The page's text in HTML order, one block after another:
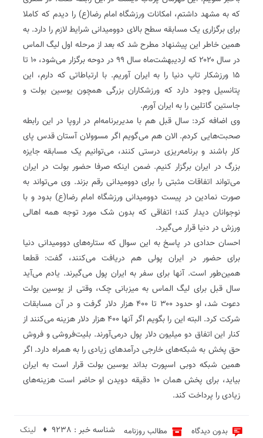
که به مشهد داشتم، امکانات ورزشگاه امام رضا(ع) را دیدم که کاملا
برای برگزاری یک مسابقه سطح بالای دوومیدانی شرایط لازم را دارد. به
همین خاطر این پیشنهاد مطرح شد که بعد از مرحله اول لیگ الماس
در سال ۲۰۲۰ که اردیبهشت‌ماه سال ۹۹ در دوحه برگزار می‌شود، ۱۰ تا
۱۵ ورزشکار تاپ دنیا را به ایران آوریم. با ارتباطاتی که دارم، این
پتانسیل وجود دارد که ورزشکاران بزرگی همچون یوسین بولت و
جاستین گاتلین را به ایران آورم.
وی اضافه کرد: سال قبل هم با مدیربرنامه‌ام در اروپا در این رابطه
صحبت‌هایی کردم. الان هم می‌گویم اگر مسوولان آستان قدس پای
کار باشند و برنامه‌ریزی درستی کنند، می‌توانیم یک مسابقه جایزه
بزرگ در ایران برگزار کنیم. ضمن اینکه صرفا حضور بولت در ایران
می‌تواند اتفاقات مثبتی را برای دوومیدانی رقم بزند. وی می‌تواند به
صورت نمادین در پیست دوومیدانی ورزشگاه امام رضا(ع) بدود و با
نوجوانان دیدار کند؛ اتفاقی که بدون شک مورد توجه همه اهالی
ورزش در دنیا قرار می‌گیرد.
احسان حدادی در پاسخ به این سوال که ستاره‌های دوومیدانی دنیا
برای حضور در ایران پولی هم دریافت می‌کنند، گفت: قطعا
همین‌طور است. آنها برای سفر به ایران پول می‌گیرند. یادم می‌آید
سال قبل برای لیگ الماس به میزبانی چک، وقتی از یوسین بولت
دعوت شد، او حدود ۳۰۰ تا ۴۰۰ هزار دلار گرفت و در آن مسابقات
شرکت کرد. البته این را بگویم اگر آنها ۴۰۰ هزار دلار هزینه می‌کنند از
کنار این اتفاق دو میلیون دلار پول درمی‌آورند. بلیت‌فروشی و فروش
حق پخش به شبکه‌های خارجی درآمدهای زیادی را به همراه دارد. اگر
همین شبکه دوبی اسپورت بداند یوسین بولت قرار است به ایران
بیاید، برای پخش همان ۱۰ دقیقه دویدن او حاضر است هزینه‌های
زیادی را پرداخت کند.
بدون دیدگاه مطالب روزنامه شناسه خبر : 9238 ♦
لینک